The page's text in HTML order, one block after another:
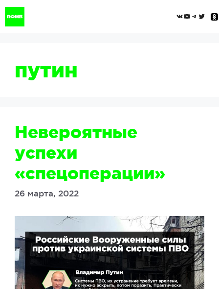
Перейти
путин
Невероятные
успехи
«спецоперации»
26 марта, 2022